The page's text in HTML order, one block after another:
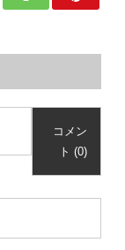
コメン
ト (0)